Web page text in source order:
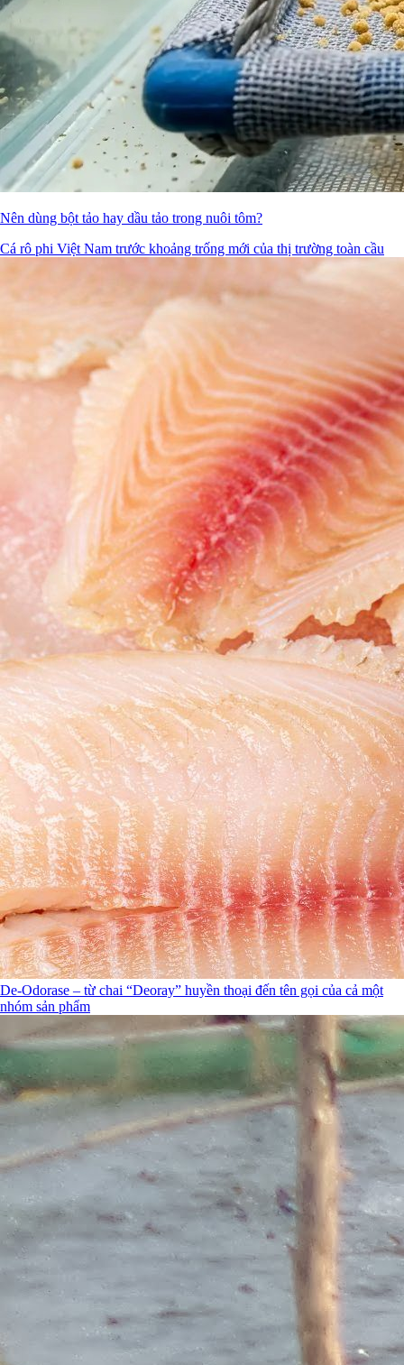
Nên dùng bột tảo hay dầu tảo trong nuôi tôm?
Cá rô phi Việt Nam trước khoảng trống mới của thị trường toàn cầu
De-Odorase – từ chai “Deoray” huyền thoại đến tên gọi của cả một
nhóm sản phẩm